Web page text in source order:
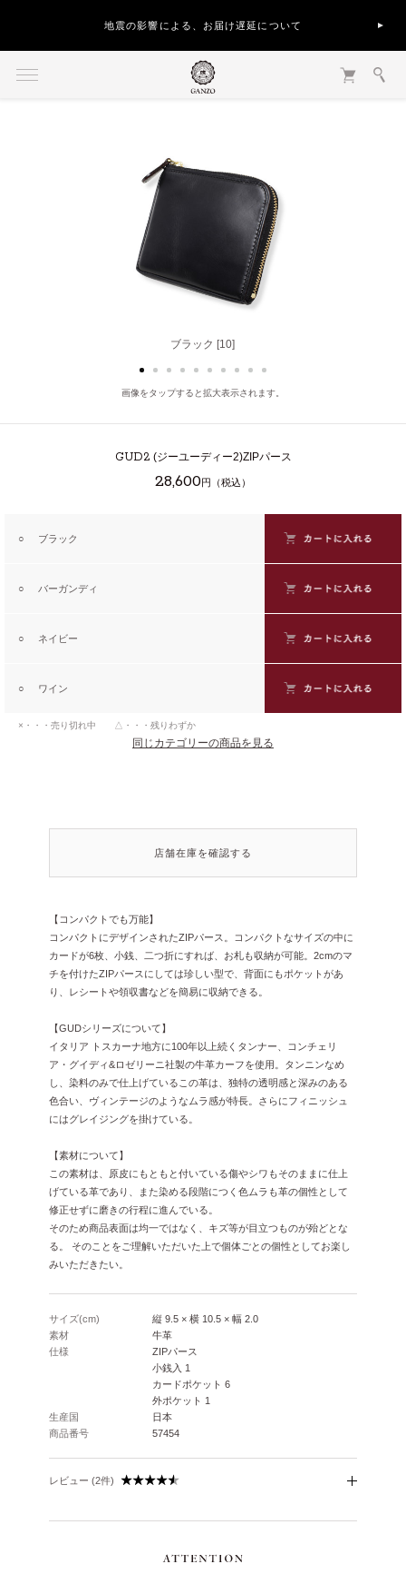
地震の影響による、お届け遅延について
ブラック [10]
バーガンディ [56]
画像をタップすると拡大表示されます。
GUD2 (ジーユーディー2)ZIPパース
28,600円（税込）
○ ブラック
○ バーガンディ
○ ネイビー
○ ワイン
×・・・売り切れ中 △・・・残りわずか
同じカテゴリーの商品を見る
店舗在庫を確認する
【コンパクトでも万能】
コンパクトにデザインされたZIPパース。コンパクトなサイズの中に
カードが6枚、小銭、二つ折にすれば、お札も収納が可能。2cmのマ
チを付けたZIPパースにしては珍しい型で、背面にもポケットがあ
り、レシートや領収書などを簡易に収納できる。
【GUDシリーズについて】
イタリア トスカーナ地方に100年以上続くタンナー、コンチェリ
ア・グイディ&ロゼリーニ社製の牛革カーフを使用。タンニンなめ
し、染料のみで仕上げているこの革は、独特の透明感と深みのある
色合い、ヴィンテージのようなムラ感が特長。さらにフィニッシュ
にはグレイジングを掛けている。
【素材について】
この素材は、原皮にもともと付いている傷やシワもそのままに仕上
げている革であり、また染める段階につく色ムラも革の個性として
修正せずに磨きの行程に進んでいる。
そのため商品表面は均一ではなく、キズ等が目立つものが殆どとな
る。 そのことをご理解いただいた上で個体ごとの個性としてお楽し
みいただきたい。
サイズ(cm)
縦 9.5 × 横 10.5 × 幅 2.0
素材
牛革
仕様
ZIPパース
小銭入 1
カードポケット 6
外ポケット 1
生産国
日本
商品番号
57454
レビュー (2件)